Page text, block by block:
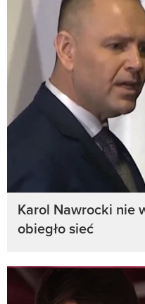
Karol Nawrocki nie
obiegło sieć